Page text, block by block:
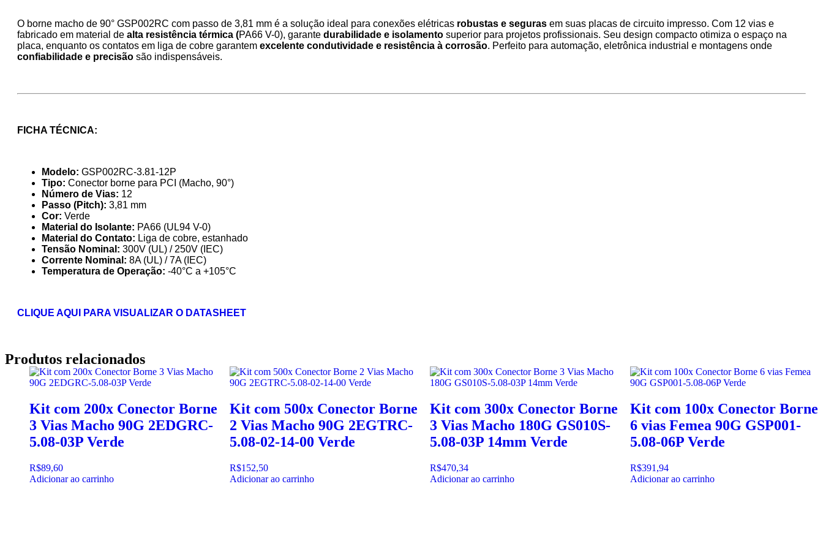
O borne macho de 90° GSP002RC com passo de 3,81 mm é a solução ideal para conexões elétricas robustas e seguras em suas placas de circuito impresso. Com 12 vias e
fabricado em material de alta resistência térmica (PA66 V-0), garante durabilidade e isolamento superior para projetos profissionais. Seu design compacto otimiza o espaço na
placa, enquanto os contatos em liga de cobre garantem excelente condutividade e resistência à corrosão. Perfeito para automação, eletrônica industrial e montagens onde
confiabilidade e precisão são indispensáveis.
FICHA TÉCNICA:
Modelo: GSP002RC-3.81-12P
Tipo: Conector borne para PCI (Macho, 90°)
Número de Vias: 12
Passo (Pitch): 3,81 mm
Cor: Verde
Material do Isolante: PA66 (UL94 V-0)
Material do Contato: Liga de cobre, estanhado
Tensão Nominal: 300V (UL) / 250V (IEC)
Corrente Nominal: 8A (UL) / 7A (IEC)
Temperatura de Operação: -40°C a +105°C
CLIQUE AQUI PARA VISUALIZAR O DATASHEET
Produtos relacionados
Kit com 200x Conector Borne
3 Vias Macho 90G 2EDGRC-
5.08-03P Verde
R$89,60
Adicionar ao carrinho
Kit com 500x Conector Borne
2 Vias Macho 90G 2EGTRC-
5.08-02-14-00 Verde
R$152,50
Adicionar ao carrinho
Kit com 300x Conector Borne
3 Vias Macho 180G GS010S-
5.08-03P 14mm Verde
R$470,34
Adicionar ao carrinho
Kit com 100x Conector Borne
6 vias Femea 90G GSP001-
5.08-06P Verde
R$391,94
Adicionar ao carrinho